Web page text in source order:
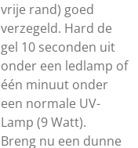
vrije rand) goed
verzegeld. Hard de
gel 10 seconden uit
onder een ledlamp of
één minuut onder
een normale UV-
Lamp (9 Watt).
Breng nu een dunne